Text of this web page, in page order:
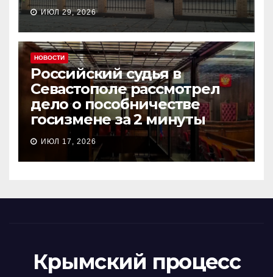
ИЮЛ 29, 2026
НОВОСТИ
Российский судья в
Севастополе рассмотрел
дело о пособничестве
госизмене за 2 минуты
ИЮЛ 17, 2026
Крымский процесс